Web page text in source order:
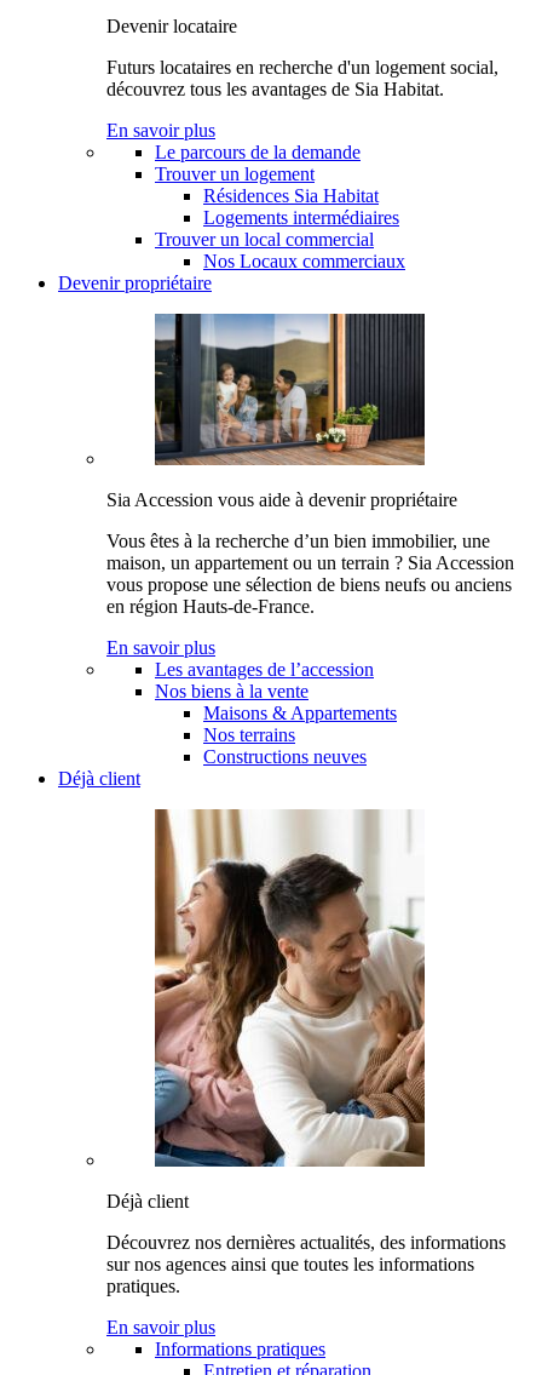
Devenir locataire
Futurs locataires en recherche d'un logement social,
découvrez tous les avantages de Sia Habitat.
En savoir plus
Le parcours de la demande
Trouver un logement
Résidences Sia Habitat
Logements intermédiaires
Trouver un local commercial
Nos Locaux commerciaux
Devenir propriétaire
Sia Accession vous aide à devenir propriétaire
Vous êtes à la recherche d’un bien immobilier, une
maison, un appartement ou un terrain ? Sia Accession
vous propose une sélection de biens neufs ou anciens
en région Hauts-de-France.
En savoir plus
Les avantages de l’accession
Nos biens à la vente
Maisons & Appartements
Nos terrains
Constructions neuves
Déjà client
Déjà client
Découvrez nos dernières actualités, des informations
sur nos agences ainsi que toutes les informations
pratiques.
En savoir plus
Informations pratiques
Entretien et réparation